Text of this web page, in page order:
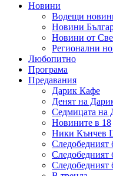
Новини
Водещи
Новини
Новини от
Регионални
Любопитно
Програма
Предавания
Дарик Кафе
Денят на
Седмицата на
Новините в 18
Ники Кънчев
Следобедният
Следобедният
Следобедният